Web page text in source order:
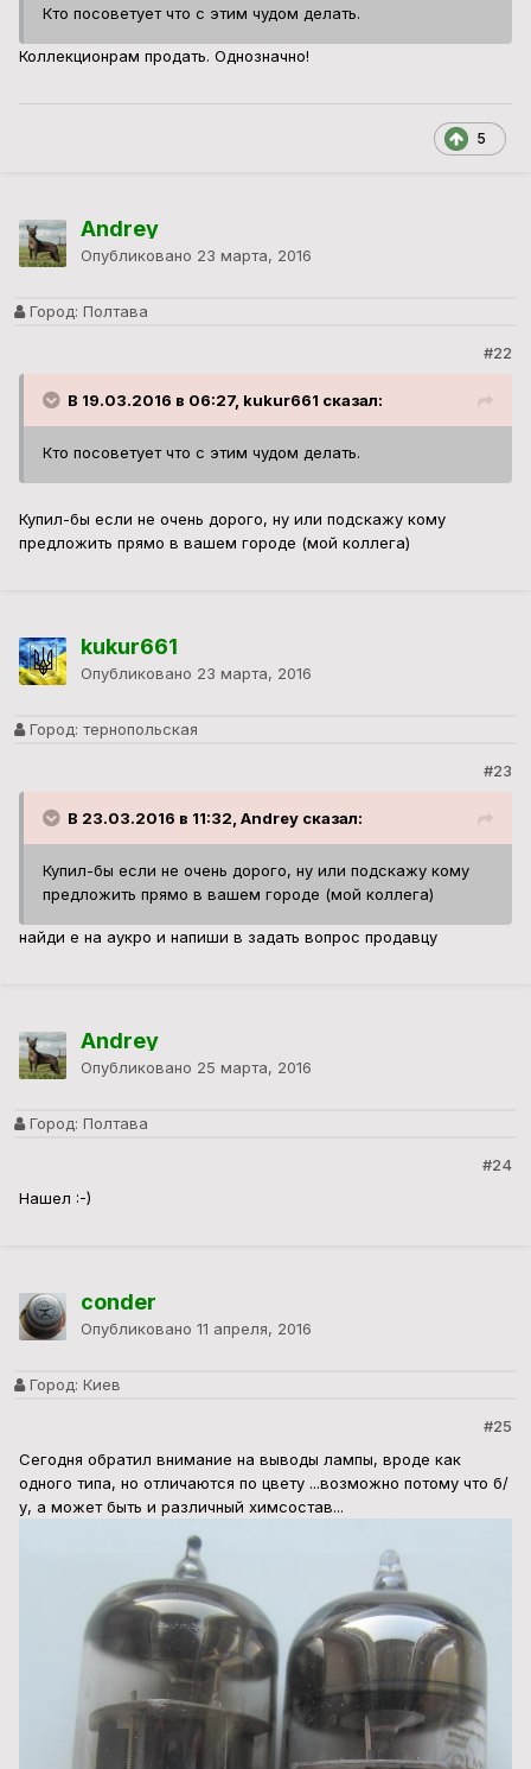
Кто посоветует что с этим чудом делать.
Коллекционрам продать. Однозначно!
5
Andrey
Опубликовано 23 марта, 2016
Город: Полтава
#22
В 19.03.2016 в 06:27, kukur661 сказал:
Кто посоветует что с этим чудом делать.
Купил-бы если не очень дорого, ну или подскажу кому
предложить прямо в вашем городе (мой коллега)
kukur661
Опубликовано 23 марта, 2016
Город: тернопольская
#23
В 23.03.2016 в 11:32, Andrey сказал:
Купил-бы если не очень дорого, ну или подскажу кому
предложить прямо в вашем городе (мой коллега)
найди е на аукро и напиши в задать вопрос продавцу
Andrey
Опубликовано 25 марта, 2016
Город: Полтава
#24
Нашел :-)
conder
Опубликовано 11 апреля, 2016
Город: Киев
#25
Сегодня обратил внимание на выводы лампы, вроде как
одного типа, но отличаются по цвету ...возможно потому что б/
у, а может быть и различный химсостав...